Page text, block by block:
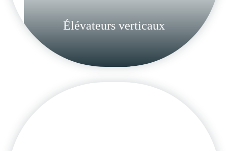
consectetur adipisicing elit, sed do
Élévateurs verticaux